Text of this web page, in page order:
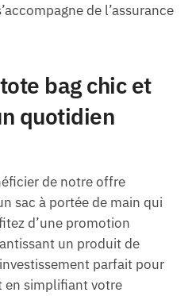
de l’assurance
bag chic et
quotidien
de notre offre
sac à portée de main qui
d’une promotion
un produit de
parfait pour
en simplifiant votre